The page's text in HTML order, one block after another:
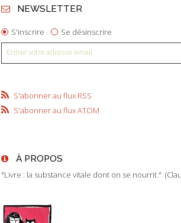
NEWSLETTER
S'inscrire Se désinscrire
S'abonner au flux RSS
S'abonner au flux ATOM
À PROPOS
"Livre : la substance vitale dont on se nourrit."